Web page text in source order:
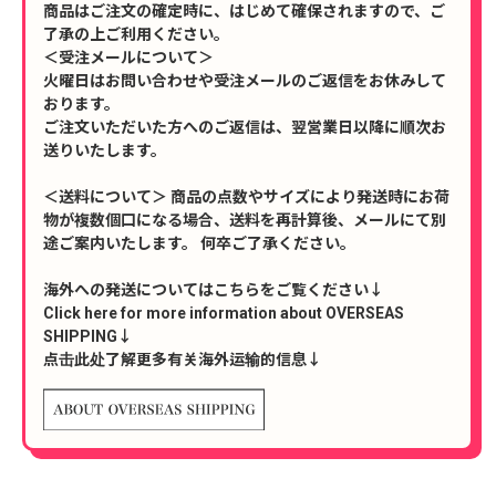
商品はご注文の確定時に、はじめて確保されますので、ご
了承の上ご利用ください。
＜受注メールについて＞
火曜日はお問い合わせや受注メールのご返信をお休みして
おります。
ご注文いただいた方へのご返信は、翌営業日以降に順次お
送りいたします。
＜送料について＞ 商品の点数やサイズにより発送時にお荷
物が複数個口になる場合、送料を再計算後、メールにて別
途ご案内いたします。 何卒ご了承ください。
海外への発送についてはこちらをご覧ください↓
Click here for more information about OVERSEAS
SHIPPING↓
点击此处了解更多有关海外运输的信息↓